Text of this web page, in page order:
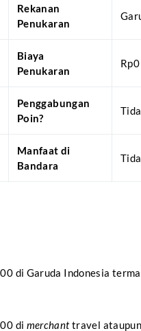
Rekanan
Penukaran
Biaya
Penukaran
Penggabungan
Poin?
Manfaat di
Bandara
di Garuda Indonesia
di merchanttravel